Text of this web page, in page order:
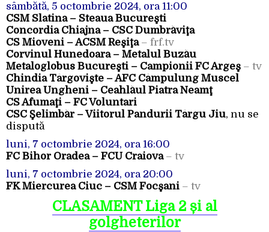
sâmbătă, 5 octombrie 2024, ora 11:00
CSM Slatina – Steaua Bucureşti
Concordia Chiajna – CSC Dumbrăviţa
CS Mioveni – ACSM Reşiţa – frf.tv
Corvinul Hunedoara – Metalul Buzău
Metaloglobus Bucureşti – Campionii FC Argeş – tv
Chindia Târgovişte – AFC Câmpulung Muscel
Unirea Ungheni – Ceahlăul Piatra Neamţ
CS Afumaţi – FC Voluntari
CSC Şelimbăr – Viitorul Pandurii Târgu Jiu, nu se
dispută
luni, 7 octombrie 2024, ora 16:00
FC Bihor Oradea – FCU Craiova – tv
luni, 7 octombrie 2024, ora 20:00
FK Miercurea Ciuc – CSM Focşani – tv
CLASAMENT Liga 2 și al
golgheterilor